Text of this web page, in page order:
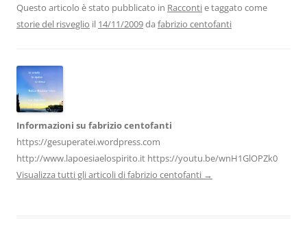
b
o
o
k
dI
n
A
p
a
m
vi
di
Questo articolo è stato pubblicato in Raccontie taggato come
storie del risveglio il 14/11/2009da fabrizio centofanti
Informazioni su fabrizio centofanti
https://gesuperatei.wordpress.com
http://www.lapoesiaelospirito.it https://youtu.be/wnH1GlOPZk0
Visualizza tutti gli articoli di fabrizio centofanti →